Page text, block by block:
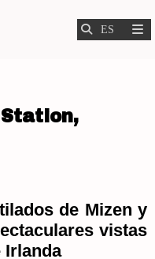
de Mizen y
vistas
Irlanda